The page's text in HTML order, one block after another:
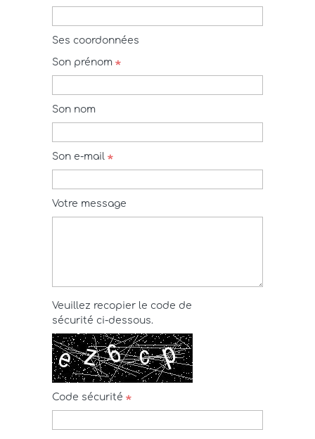
Ses coordonnées
Son prénom
Son nom
Son e-mail
Votre message
Veuillez recopier le code de
sécurité ci-dessous.
Code sécurité